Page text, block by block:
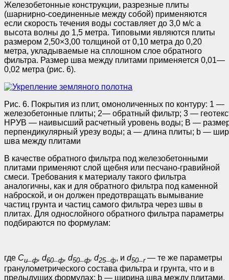
Железобетонные конструкции, разрезные плиты
(шарнирно-соединенные между собой) применяются
если скорость течения воды составляет до 3,0 м/с а
высота волны до 1,5 метра. Типовыми являются плиты
размером 2,50×3,00 толщиной от 0,10 метра до 0,20
метра, укладываемые на сплошном слое обратного
фильтра. Размер шва между плитами применяется 0,01—
0,02 метра (рис. 6).
Рис. 6. Покрытия из плит, омоноличенных по контуру: 1 —
железобетонные плиты; 2— обратный фильтр; 3 —
НРУВ — наивысший расчетный уровень воды; В —
перпендикулярный урезу воды; а — длина плиты; b —
шва между плитами
В качестве обратного фильтра под железобетонными
плитами применяют слой щебня или песчано-гравийной
смеси. Требования к материалу такого фильтра
аналогичны, как и для обратного фильтра под каменной
наброской, и он должен предотвращать вымывание
частиц грунта и частиц самого фильтра через швы в
плитах. Для однослойного обратного фильтра параметры
подбираются по формулам:
где Си ф, d60_ ф, d50_ ф, d25_ ф, и d50_ r— те же параметры
гранулометри­ческого состава фильтра и грунта, что и в
предыдущих формулах; b — ширина шва между плитами.